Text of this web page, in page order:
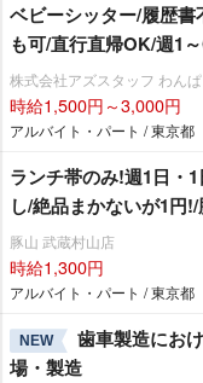
ベビーシッター/履歴
も可/直行直帰OK/週1
株式会社アズスタッフ わん
時給1,500円～3,000円
アルバイト・パート / 東京都
ランチ帯のみ!週1日・
し/絶品まかないが1円
豚山 武蔵村山店
時給1,300円
アルバイト・パート / 東京都
NEW
歯車製造にお
場・製造